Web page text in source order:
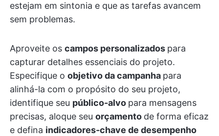
estejam em sintonia e que as tarefas avancem
sem problemas.
Aproveite os campos personalizados para
capturar detalhes essenciais do projeto.
Especifique o objetivo da campanha para
alinhá-la com o propósito do seu projeto,
identifique seu público-alvo para mensagens
precisas, aloque seu orçamento de forma eficaz
e defina indicadores-chave de desempenho